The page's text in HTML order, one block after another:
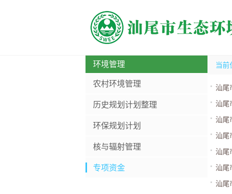
环境管理
农村环境管理
历史规划计划整理
环保规划计划
核与辐射管理
专项资金
当前
汕尾
汕尾
汕尾
汕尾
汕尾
汕尾
汕尾